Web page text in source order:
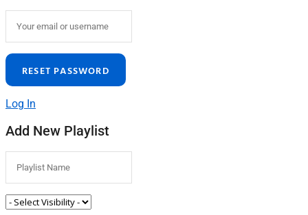
Log In
Add New Playlist